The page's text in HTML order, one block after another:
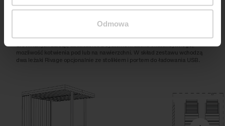
Odmowa
Konstrukcja stalowa pokryta lakierem proszkowym, ściana wykonana z
drewnianych żaluzji, zadaszenie z systemem dachu ekstensywnego,
mozliwość kotwienia pod lub na nawierzchni. W skład zestawu wchodzą
dwa leżaki Rivage opcjonalnie ze stolikiem i portem do ładowania USB.